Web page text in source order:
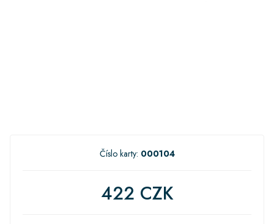
Číslo karty: 000104
422 CZK